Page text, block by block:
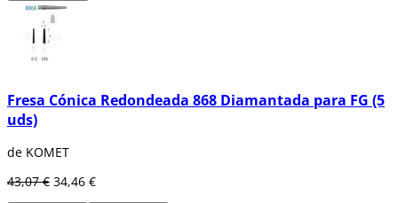
Fresa Cónica Redondeada 868 Diamantada para FG (5
uds)
de KOMET
43,07 € 34,46 €